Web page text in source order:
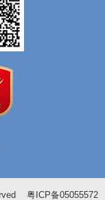
粤ICP备05055572